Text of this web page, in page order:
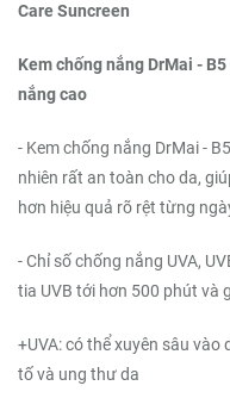
Care Suncreen
Kem chống nắng DrMai -
nắng cao
- Kem chống nắng DrMai -
nhiên rất an toàn cho da,
hơn hiệu quả rõ rệt từng
- Chỉ số chống nắng UVA,
tia UVB tới hơn 500 phút và
+UVA: có thể xuyên sâu
tố và ung thư da